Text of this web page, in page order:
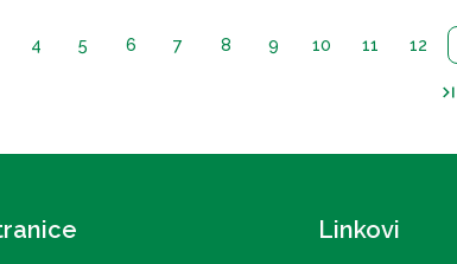
4 5 6 7 8 9 10 11 12
last_page
Linkovi